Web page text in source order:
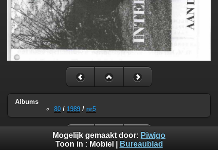
Albums
80 / 1989 / nr5
Mogelijk gemaakt door: Piwigo
Toon in : Mobiel Bureaublad